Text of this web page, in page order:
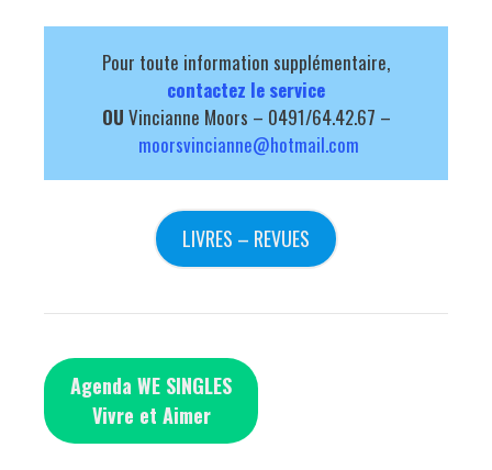
Pour toute information supplémentaire,
contactez le service
OU Vincianne Moors – 0491/64.42.67 –
moorsvincianne@hotmail.com
LIVRES – REVUES
Agenda WE SINGLES
Vivre et Aimer